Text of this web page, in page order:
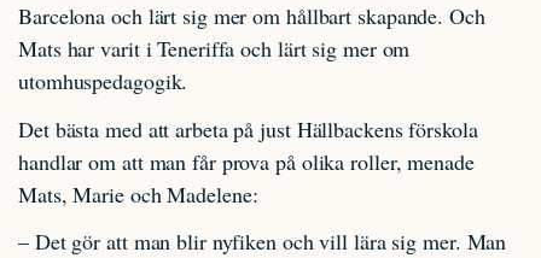
Barcelona och lärt sig mer om hållbart skapande. Och
Mats har varit i Teneriffa och lärt sig mer om
utomhuspedagogik.
Det bästa med att arbeta på just Hällbackens förskola
handlar om att man får prova på olika roller, menade
Mats, Marie och Madelene:
– Det gör att man blir nyfiken och vill lära sig mer. Man